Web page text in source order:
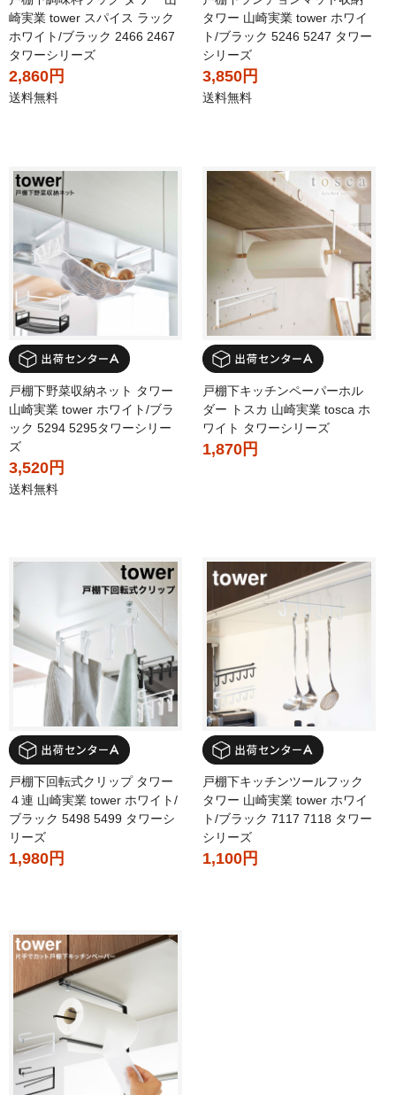
崎実業 tower スパイス ラック
ホワイト/ブラック 2466 2467
タワーシリーズ
2,860円
送料無料
タワー 山崎実業 tower ホワイ
ト/ブラック 5246 5247 タワー
シリーズ
3,850円
送料無料
戸棚下野菜収納ネット タワー
山崎実業 tower ホワイト/ブラ
ック 5294 5295タワーシリー
ズ
3,520円
送料無料
戸棚下キッチンペーパーホル
ダー トスカ 山崎実業 tosca ホ
ワイト タワーシリーズ
1,870円
戸棚下回転式クリップ タワー
４連 山崎実業 tower ホワイト/
ブラック 5498 5499 タワーシ
リーズ
1,980円
戸棚下キッチンツールフック
タワー 山崎実業 tower ホワイ
ト/ブラック 7117 7118 タワー
シリーズ
1,100円